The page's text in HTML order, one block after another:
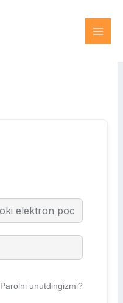
Parolni unutdingizmi?